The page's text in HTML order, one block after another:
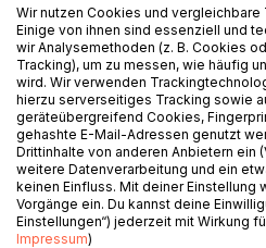
BESCHREIBUNG
Gedichte aus mehr
Wir nutzen Cookies und
Einige von ihnen sind essenziell und
wir Analysemethoden (z. B. Cookies
Tracking), um zu messen, wie häufig
wird. Wir verwenden
hierzu serverseitiges Tracking sowie
geräteübergreifend Cookies,
gehashte E-Mail-Adressen genutzt
Drittinhalte von anderen Anbietern ein
weitere Datenverarbeitung und ein
keinen Einfluss. Mit deiner
Vorgänge ein. Du kannst deine
Einstellungen“) jederzeit mit Wirkung
Impressum)